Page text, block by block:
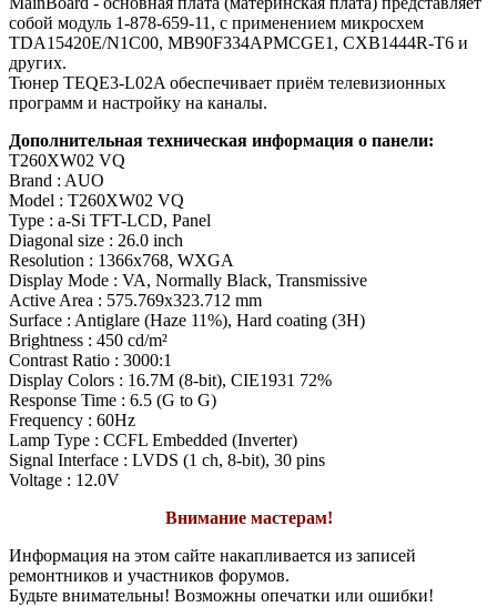
собой модуль 1-878-659-11, с применением микросхем
TDA15420E/N1C00, MB90F334APMCGE1, CXB1444R-T6 и
других.
Тюнер TEQE3-L02A обеспечивает приём телевизионных
программ и настройку на каналы.
Дополнительная техническая информация о панели:
T260XW02 VQ
Brand : AUO
Model : T260XW02 VQ
Type : a-Si TFT-LCD, Panel
Diagonal size : 26.0 inch
Resolution : 1366x768, WXGA
Display Mode : VA, Normally Black, Transmissive
Active Area : 575.769x323.712 mm
Surface : Antiglare (Haze 11%), Hard coating (3H)
Brightness : 450 cd/m²
Contrast Ratio : 3000:1
Display Colors : 16.7M (8-bit), CIE1931 72%
Response Time : 6.5 (G to G)
Frequency : 60Hz
Lamp Type : CCFL Embedded (Inverter)
Signal Interface : LVDS (1 ch, 8-bit), 30 pins
Voltage : 12.0V
Внимание мастерам!
Информация на этом сайте накапливается из записей
ремонтников и участников форумов.
Будьте внимательны! Возможны опечатки или ошибки!